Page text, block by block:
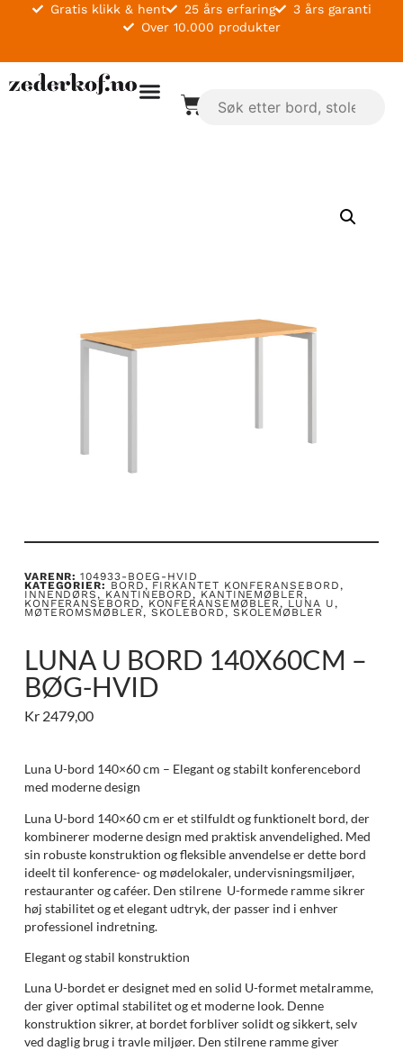
Gratis klikk & hent 25 års erfaring
3 års garanti
Over 10.000 produkter
VARENR:104933-BOEG-HVID
KATEGORIER: BORD, FIRKANTET KONFERANSEBORD,
INNENDØRS, KANTINEBORD, KANTINEMØBLER,
KONFERANSEBORD, KONFERANSEMØBLER, LUNA U,
MØTEROMSMØBLER, SKOLEBORD, SKOLEMØBLER
LUNA U BORD 140X60CM –
BØG-HVID
Kr2479,00
Luna U-bord 140×60 cm – Elegant og stabilt konferencebord
med moderne design
Luna U-bord 140×60 cm er et stilfuldt og funktionelt bord, der
kombinerer moderne design med praktisk anvendelighed. Med
sin robuste konstruktion og fleksible anvendelse er dette bord
ideelt til konference- og mødelokaler, undervisningsmiljøer,
restauranter og caféer. Den stilrene U-formede ramme sikrer
høj stabilitet og et elegant udtryk, der passer ind i enhver
professionel indretning.
Elegant og stabil konstruktion
Luna U-bordet er designet med en solid U-formet metalramme,
der giver optimal stabilitet og et moderne look. Denne
konstruktion sikrer, at bordet forbliver solidt og sikkert, selv
ved daglig brug i travle miljøer. Den stilrene ramme giver